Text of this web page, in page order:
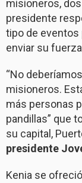
misioneros,
presidente
tipo de eventos
enviar su
“No
misioneros.
más personas
pandillas” que
su capital,
presidente
Kenia se